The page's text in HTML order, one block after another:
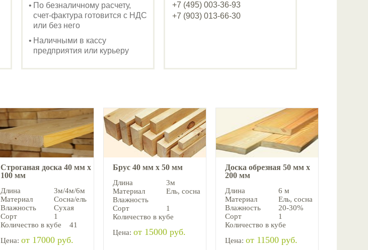
По безналичному расчету,
счет-фактура готовится с НДС
или без него
Наличными в кассу
предприятия или курьеру
+7 (495) 003-36-93
+7 (903) 013-66-30
Строганая доска 40 мм х
100 мм
Длина
3м/4м/6м
Материал
Сосна/ель
Влажность
Сухая
Сорт
1
Количество в кубе
41
Цена: от 17000 руб.
Брус 40 мм х 50 мм
Длина
3м
Материал
Ель, cосна
Влажность
Сорт
1
Количество в кубе
Цена: от 15000 руб.
Доска обрезная 50 мм х
200 мм
Длина
6 м
Материал
Ель, cосна
Влажность
20-30%
Сорт
1
Количество в кубе
Цена: от 11500 руб.